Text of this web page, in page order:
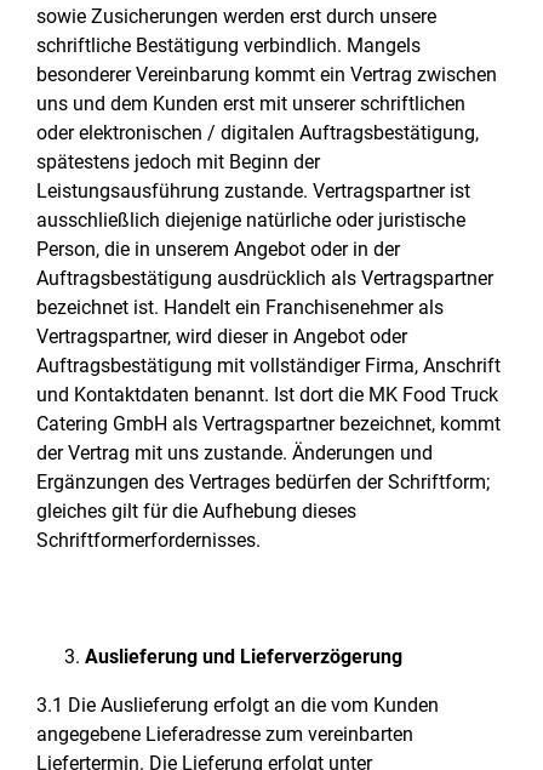
sowie Zusicherungen werden erst durch unsere
schriftliche Bestätigung verbindlich. Mangels
besonderer Vereinbarung kommt ein Vertrag zwischen
uns und dem Kunden erst mit unserer schriftlichen
oder elektronischen / digitalen Auftragsbestätigung,
spätestens jedoch mit Beginn der
Leistungsausführung zustande. Vertragspartner ist
ausschließlich diejenige natürliche oder juristische
Person, die in unserem Angebot oder in der
Auftragsbestätigung ausdrücklich als Vertragspartner
bezeichnet ist. Handelt ein Franchisenehmer als
Vertragspartner, wird dieser in Angebot oder
Auftragsbestätigung mit vollständiger Firma, Anschrift
und Kontaktdaten benannt. Ist dort die MK Food Truck
Catering GmbH als Vertragspartner bezeichnet, kommt
der Vertrag mit uns zustande. Änderungen und
Ergänzungen des Vertrages bedürfen der Schriftform;
gleiches gilt für die Aufhebung dieses
Schriftformerfordernisses.
Auslieferung und Lieferverzögerung
3.1 Die Auslieferung erfolgt an die vom Kunden
angegebene Lieferadresse zum vereinbarten
Liefertermin. Die Lieferung erfolgt unter